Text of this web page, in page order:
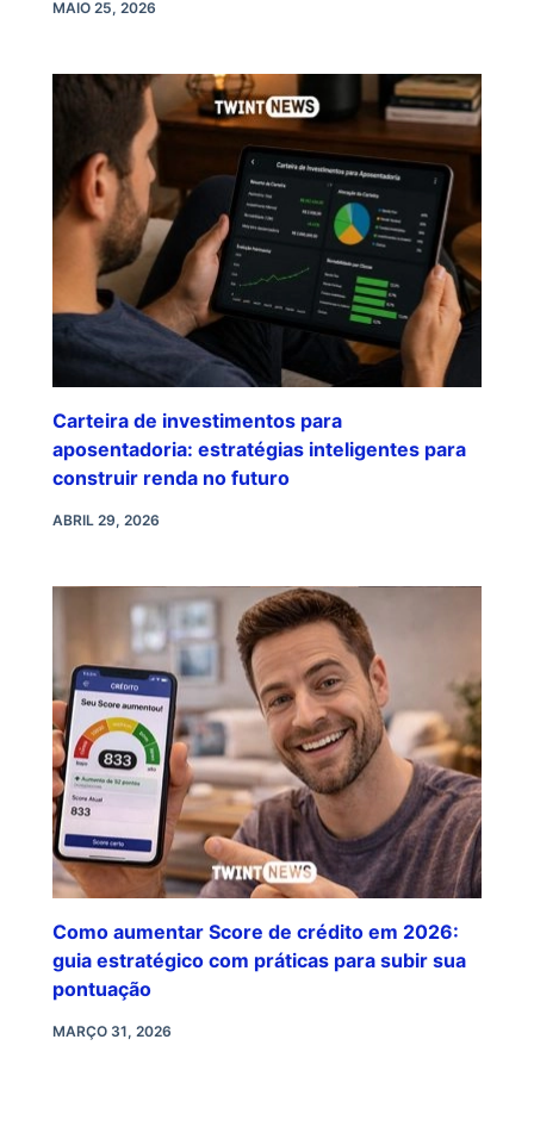
MAIO 25, 2026
Carteira de investimentos para
aposentadoria: estratégias inteligentes para
construir renda no futuro
ABRIL 29, 2026
Como aumentar Score de crédito em 2026:
guia estratégico com práticas para subir sua
pontuação
MARÇO 31, 2026